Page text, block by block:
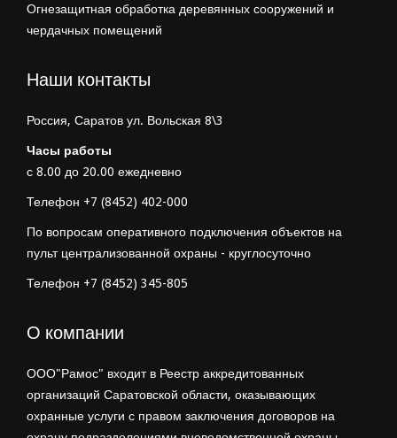
Огнезащитная обработка деревянных сооружений и
чердачных помещений
Наши контакты
Россия, Саратов ул. Вольская 8\3
Часы работы
с 8.00 до 20.00 ежедневно
Телефон +7 (8452) 402-000
По вопросам оперативного подключения объектов на
пульт централизованной охраны - круглосуточно
Телефон +7 (8452) 345-805
О компании
ООО"Рамос" входит в Реестр аккредитованных
организаций Саратовской области, оказывающих
охранные услуги с правом заключения договоров на